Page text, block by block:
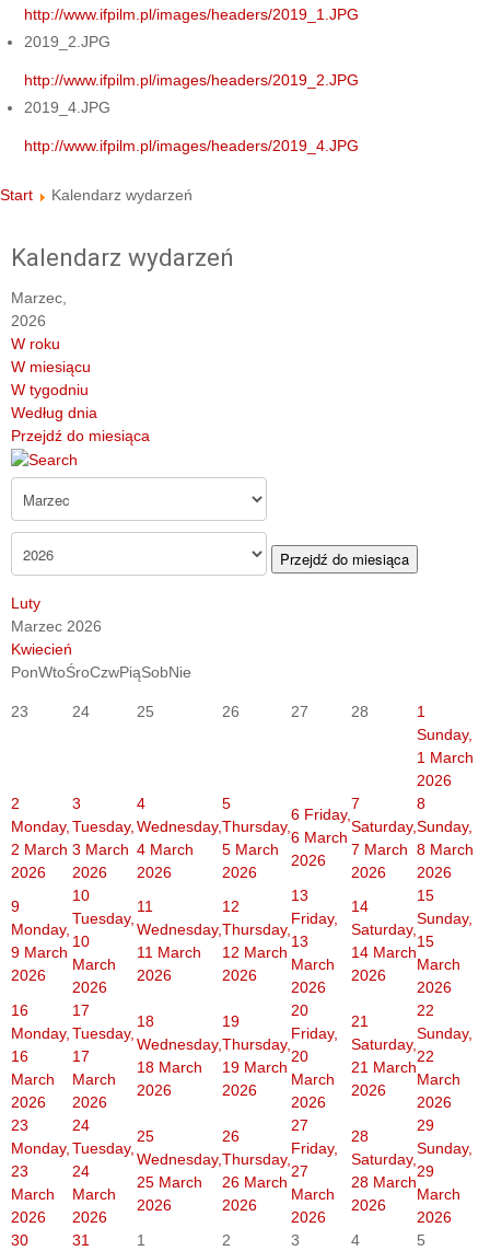
http://www.ifpilm.pl/images/headers/2019_1.JPG
2019_2.JPG
http://www.ifpilm.pl/images/headers/2019_2.JPG
2019_4.JPG
http://www.ifpilm.pl/images/headers/2019_4.JPG
Start Kalendarz wydarzeń
Kalendarz wydarzeń
Marzec,
2026
W roku
W miesiącu
W tygodniu
Według dnia
Przejdź do miesiąca
Przejdź do miesiąca
Luty
Marzec 2026
Kwiecień
PonWtoŚroCzwPiąSobNie
23 24 25 26 27 28
1
Sunday,
1 March
2026
2
Monday,
2 March
2026
3
Tuesday,
3 March
2026
4
Wednesday,
4 March
2026
5
Thursday,
5 March
2026
6 Friday,
6 March
2026
7
Saturday,
7 March
2026
8
Sunday,
8 March
2026
9
Monday,
9 March
2026
10
Tuesday,
10
March
2026
11
Wednesday,
11 March
2026
12
Thursday,
12 March
2026
13
Friday,
13
March
2026
14
Saturday,
14 March
2026
15
Sunday,
15
March
2026
16
Monday,
16
March
2026
17
Tuesday,
17
March
2026
18
Wednesday,
18 March
2026
19
Thursday,
19 March
2026
20
Friday,
20
March
2026
21
Saturday,
21 March
2026
22
Sunday,
22
March
2026
23
Monday,
23
March
2026
24
Tuesday,
24
March
2026
25
Wednesday,
25 March
2026
26
Thursday,
26 March
2026
27
Friday,
27
March
2026
28
Saturday,
28 March
2026
29
Sunday,
29
March
2026
30
31
1 2 3 4 5